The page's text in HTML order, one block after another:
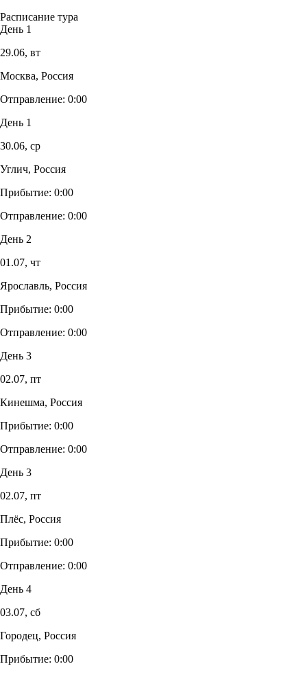
Расписание тура
День 1
29.06, вт
Москва, Россия
Отправление: 0:00
День 1
30.06, ср
Углич, Россия
Прибытие: 0:00
Отправление: 0:00
День 2
01.07, чт
Ярославль, Россия
Прибытие: 0:00
Отправление: 0:00
День 3
02.07, пт
Кинешма, Россия
Прибытие: 0:00
Отправление: 0:00
День 3
02.07, пт
Плёс, Россия
Прибытие: 0:00
Отправление: 0:00
День 4
03.07, сб
Городец, Россия
Прибытие: 0:00